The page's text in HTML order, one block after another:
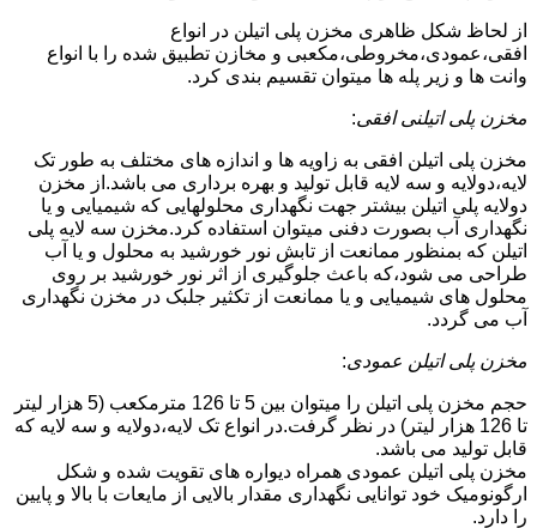
از لحاظ شکل ظاهری مخزن پلی اتیلن در انواع
افقی،عمودی،مخروطی،مکعبی و مخازن تطبیق شده را با انواع
وانت ها و زیر پله ها میتوان تقسیم بندی کرد.
مخزن پلی اتیلنی افقی:
مخزن پلی اتیلن افقی به زاویه ها و اندازه های مختلف به طور تک
لایه،دولایه و سه لایه قابل تولید و بهره برداری می باشد.از مخزن
دولایه پلی اتیلن بیشتر جهت نگهداری محلولهایی که شیمیایی و یا
نگهداری آب بصورت دفنی میتوان استفاده کرد.مخزن سه لایه پلی
اتیلن که بمنظور ممانعت از تابش نور خورشید به محلول و یا آب
طراحی می شود،که باعث جلوگیری از اثر نور خورشید بر روی
محلول های شیمیایی و یا ممانعت از تکثیر جلبک در مخزن نگهداری
آب می گردد.
مخزن پلی اتیلن عمودی:
حجم مخزن پلی اتیلن را میتوان بین 5 تا 126 مترمکعب (5 هزار لیتر
تا 126 هزار لیتر) در نظر گرفت.در انواع تک لایه،دولایه و سه لایه که
قابل تولید می باشد.
مخزن پلی اتیلن عمودی همراه دیواره های تقویت شده و شکل
ارگونومیک خود توانایی نگهداری مقدار بالایی از مایعات با بالا و پایین
را دارد.